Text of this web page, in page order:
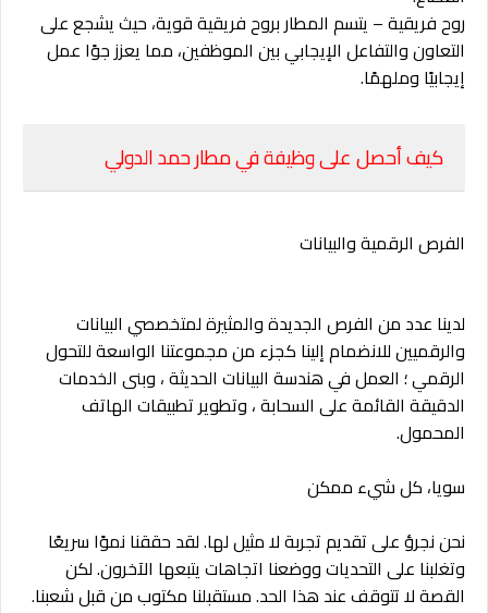
روح فريقية – يتسم المطار بروح فريقية قوية، حيث يشجع على
التعاون والتفاعل الإيجابي بين الموظفين، مما يعزز جوًا عمل
إيجابيًا وملهمًا.
كيف أحصل على وظيفة في مطار حمد الدولي
الفرص الرقمية والبيانات
لدينا عدد من الفرص الجديدة والمثيرة لمتخصصي البيانات
والرقميين للانضمام إلينا كجزء من مجموعتنا الواسعة للتحول
الرقمي ؛ العمل في هندسة البيانات الحديثة ، وبنى الخدمات
الدقيقة القائمة على السحابة ، وتطوير تطبيقات الهاتف
المحمول.
سويا، كل شيء ممكن
نحن نجرؤ على تقديم تجربة لا مثيل لها. لقد حققنا نموًا سريعًا
وتغلبنا على التحديات ووضعنا اتجاهات يتبعها الآخرون. لكن
القصة لا تتوقف عند هذا الحد. مستقبلنا مكتوب من قبل شعبنا.